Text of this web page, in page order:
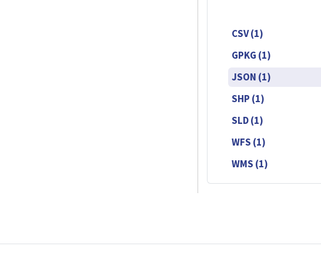
CSV (1)
GPKG (1)
JSON (1)
SHP (1)
SLD (1)
WFS (1)
WMS (1)